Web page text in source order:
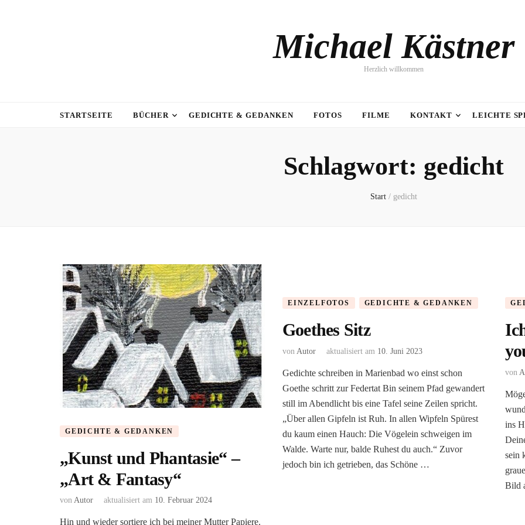
Michael Kästner
Herzlich willkommen
STARTSEITE BÜCHER GEDICHTE & GEDANKEN FOTOS FILME KONTAKT LEICHTE
Schlagwort: gedicht
Start / gedicht
GEDICHTE & GEDANKEN
„Kunst und Phantasie“ –
„Art & Fantasy“
von Autor aktualisiert am 10. Februar 2024
Hin und wieder sortiere ich bei meiner Mutter Papiere.
EINZELFOTOS GEDICHTE & GEDANKEN
Goethes Sitz
von Autor aktualisiert am 10. Juni 2023
Gedichte schreiben in Marienbad wo einst schon
Goethe schritt zur Federtat Bin seinem Pfad gewandert
still im Abendlicht bis eine Tafel seine Zeilen spricht.
„Über allen Gipfeln ist Ruh. In allen Wipfeln Spürest
du kaum einen Hauch: Die Vögelein schweigen im
Walde. Warte nur, balde Ruhest du auch.“ Zuvor
jedoch bin ich getrieben, das Schöne …
von
ins
sein
Bild